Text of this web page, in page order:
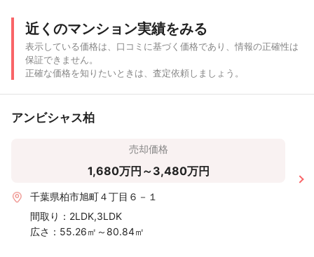
近くのマンション実績をみる
表示している価格は、口コミに基づく価格であり、情報の正確性は
保証できません。
正確な価格を知りたいときは、査定依頼しましょう。
アンビシャス柏
売却価格
1,680万円～3,480万円
千葉県柏市旭町４丁目６－１
間取り： 2LDK,3LDK
広さ： 55.26㎡～80.84㎡